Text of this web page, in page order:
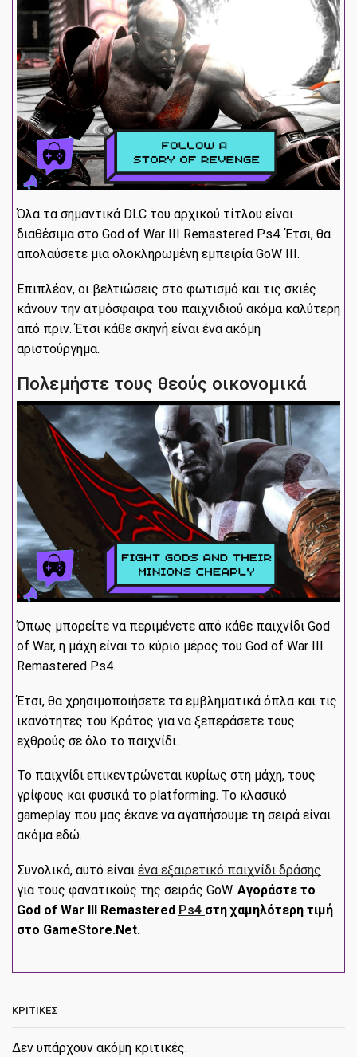
Όλα τα σημαντικά DLC του αρχικού τίτλου είναι
διαθέσιμα στο God of War III Remastered Ps4. Έτσι, θα
απολαύσετε μια ολοκληρωμένη εμπειρία GoW III.
Επιπλέον, οι βελτιώσεις στο φωτισμό και τις σκιές
κάνουν την ατμόσφαιρα του παιχνιδιού ακόμα καλύτερη
από πριν. Έτσι κάθε σκηνή είναι ένα ακόμη
αριστούργημα.
Πολεμήστε τους θεούς οικονομικά
Όπως μπορείτε να περιμένετε από κάθε παιχνίδι God
of War, η μάχη είναι το κύριο μέρος του God of War III
Remastered Ps4.
Έτσι, θα χρησιμοποιήσετε τα εμβληματικά όπλα και τις
ικανότητες του Κράτος για να ξεπεράσετε τους
εχθρούς σε όλο το παιχνίδι.
Το παιχνίδι επικεντρώνεται κυρίως στη μάχη, τους
γρίφους και φυσικά το platforming. Το κλασικό
gameplay που μας έκανε να αγαπήσουμε τη σειρά είναι
ακόμα εδώ.
Συνολικά, αυτό είναι ένα εξαιρετικό παιχνίδι δράσης
για τους φανατικούς της σειράς GoW. Αγοράστε το
God of War III Remastered Ps4 στη χαμηλότερη τιμή
στο GameStore.Net.
ΚΡΙΤΙΚΈΣ
Δεν υπάρχουν ακόμη κριτικές.